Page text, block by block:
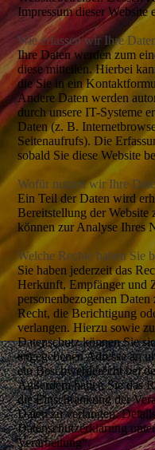
Impressum dieser Website
Wie erfassen wir Ihre
Ihre Daten werden zum
diese mitteilen. Hierbei
die Sie in ein
Andere Daten werden
durch unsere IT-Systeme
Daten (z. B.
Seitenaufrufs). Die
sobald Sie diese Website
Wofür nutzen wir Ihre
Ein Teil der Daten wird
Bereitstellung der Website
können zur Analyse Ihres
Welche Rechte haben Sie
Sie haben jederzeit das
Herkunft, Empfänger und
personenbezogenen
Recht, die Berichtigung
verlangen. Hierzu sowie
Datenschutz können Sie
angegebenen Adresse an
ein Beschwerderecht bei
Außerdem haben Sie das
die Einschränkung der
Daten zu verlangen.
Datenschutzerklärung
Verarbeitung“.